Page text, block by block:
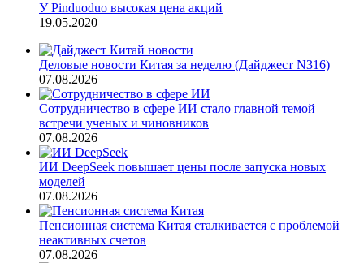
У Pinduoduo высокая цена акций
19.05.2020
Деловые новости Китая за неделю (Дайджест N316)
07.08.2026
Сотрудничество в сфере ИИ стало главной темой
встречи ученых и чиновников
07.08.2026
ИИ DeepSeek повышает цены после запуска новых
моделей
07.08.2026
Пенсионная система Китая сталкивается с проблемой
неактивных счетов
07.08.2026